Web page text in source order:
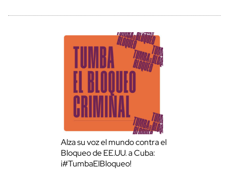
Alza su voz el mundo contra el
Bloqueo de EE.UU. a Cuba:
¡#TumbaElBloqueo!